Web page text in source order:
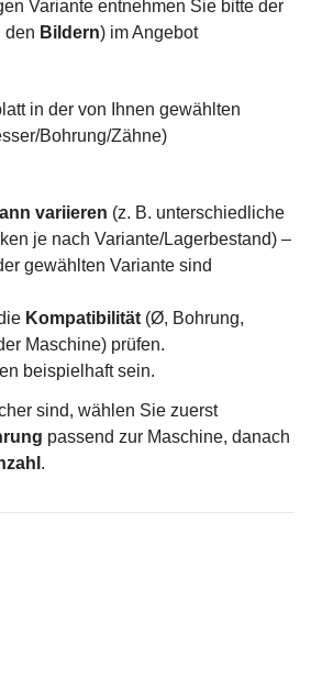
Variante entnehmen Sie bitte der
den Bildern) im Angebot
in der von Ihnen gewählten
Bohrung/Zähne)
variieren (z. B. unterschiedliche
je nach Variante/Lagerbestand) –
gewählten Variante sind
Kompatibilität (Ø, Bohrung,
Maschine) prüfen.
beispielhaft sein.
sind, wählen Sie zuerst
passend zur Maschine, danach
.